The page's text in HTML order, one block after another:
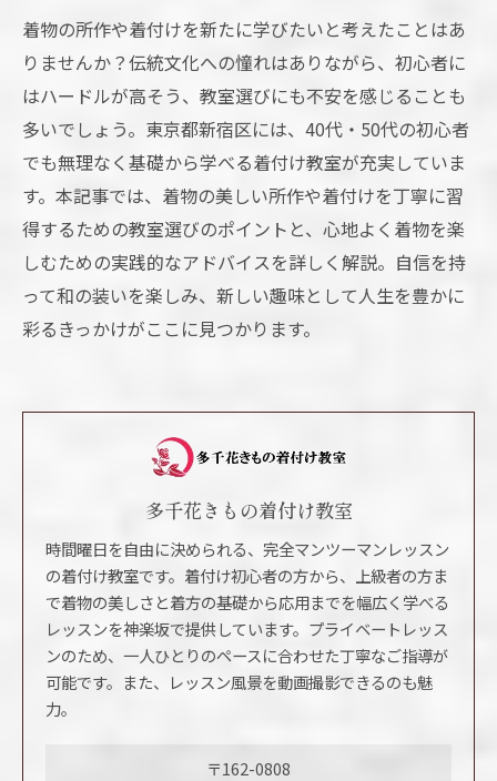
着物の所作や着付けを新たに学びたいと考えたことはあ
りませんか？伝統文化への憧れはありながら、初心者に
はハードルが高そう、教室選びにも不安を感じることも
多いでしょう。東京都新宿区には、40代・50代の初心者
でも無理なく基礎から学べる着付け教室が充実していま
す。本記事では、着物の美しい所作や着付けを丁寧に習
得するための教室選びのポイントと、心地よく着物を楽
しむための実践的なアドバイスを詳しく解説。自信を持
って和の装いを楽しみ、新しい趣味として人生を豊かに
彩るきっかけがここに見つかります。
多千花きもの着付け教室
時間曜日を自由に決められる、完全マンツーマンレッスン
の着付け教室です。着付け初心者の方から、上級者の方ま
で着物の美しさと着方の基礎から応用までを幅広く学べる
レッスンを神楽坂で提供しています。プライベートレッス
ンのため、一人ひとりのペースに合わせた丁寧なご指導が
可能です。また、レッスン風景を動画撮影できるのも魅
力。
〒162-0808